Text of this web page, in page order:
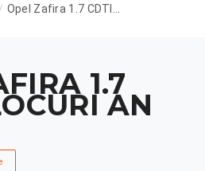
/ Opel Zafira 1.7 CDTI...
1.7
AN